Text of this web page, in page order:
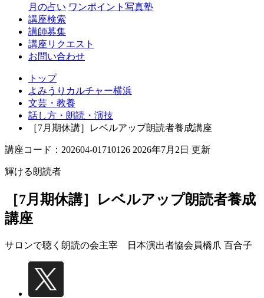
月の占い ワンポイント写真塾
講座検索
講師募集
講座リクエスト
お問い合わせ
トップ
よみうりカルチャー横浜
文芸・教養
話し方・朗読・演技
［7月期休講］レベルアップ朗読者養成講座
講座コード：202604-01710126 2026年7月2日 更新
輝ける朗読者
［7月期休講］レベルアップ朗読者養成
講座
サロンで聴く朗読の会主宰 日本演出者協会員橋爪 百合子